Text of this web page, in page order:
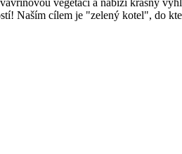
vegetací a nabízí krásný
Naším cílem je "zelený kotel", do